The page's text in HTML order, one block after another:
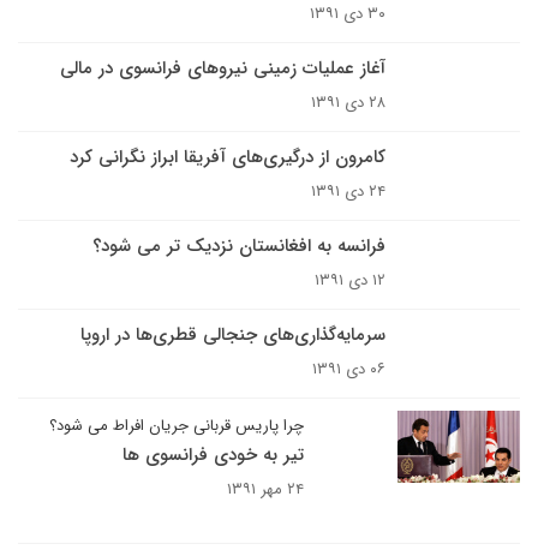
۳۰ دی ۱۳۹۱
آغاز عملیات زمینی نیروهای فرانسوی در مالی
۲۸ دی ۱۳۹۱
کامرون از درگیری‌های آفریقا ابراز نگرانی کرد
۲۴ دی ۱۳۹۱
فرانسه به افغانستان نزدیک تر می شود؟
۱۲ دی ۱۳۹۱
سرمایه‌گذاری‌های جنجالی قطری‌ها در اروپا
۰۶ دی ۱۳۹۱
چرا پاریس قربانی جریان افراط می شود؟
تیر به خودی فرانسوی ها
۲۴ مهر ۱۳۹۱